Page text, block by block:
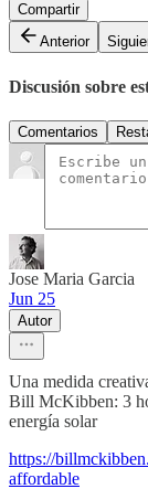
Compartir
Anterior
Discusión sobre
Comentarios
Jose Maria Garcia
Jun 25
Autor
Una medida
Bill McKibben: 3
energía solar
https://
affordable